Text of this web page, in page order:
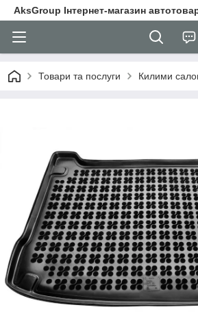
AksGroup Інтернет-магазин
Товари та послуги Килими